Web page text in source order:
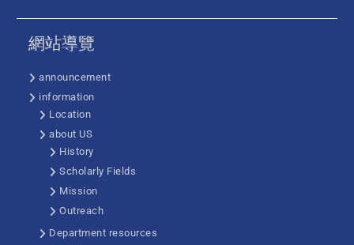
網站導覽
announcement
information
Location
about US
History
Scholarly Fields
Mission
Outreach
Department resources